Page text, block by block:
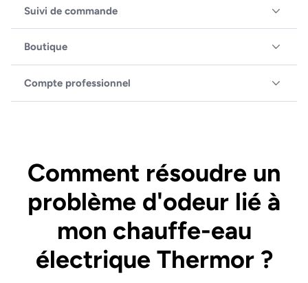
Suivi de commande
Boutique
Compte professionnel
Comment résoudre un
problème d'odeur lié à
mon chauffe-eau
électrique Thermor ?